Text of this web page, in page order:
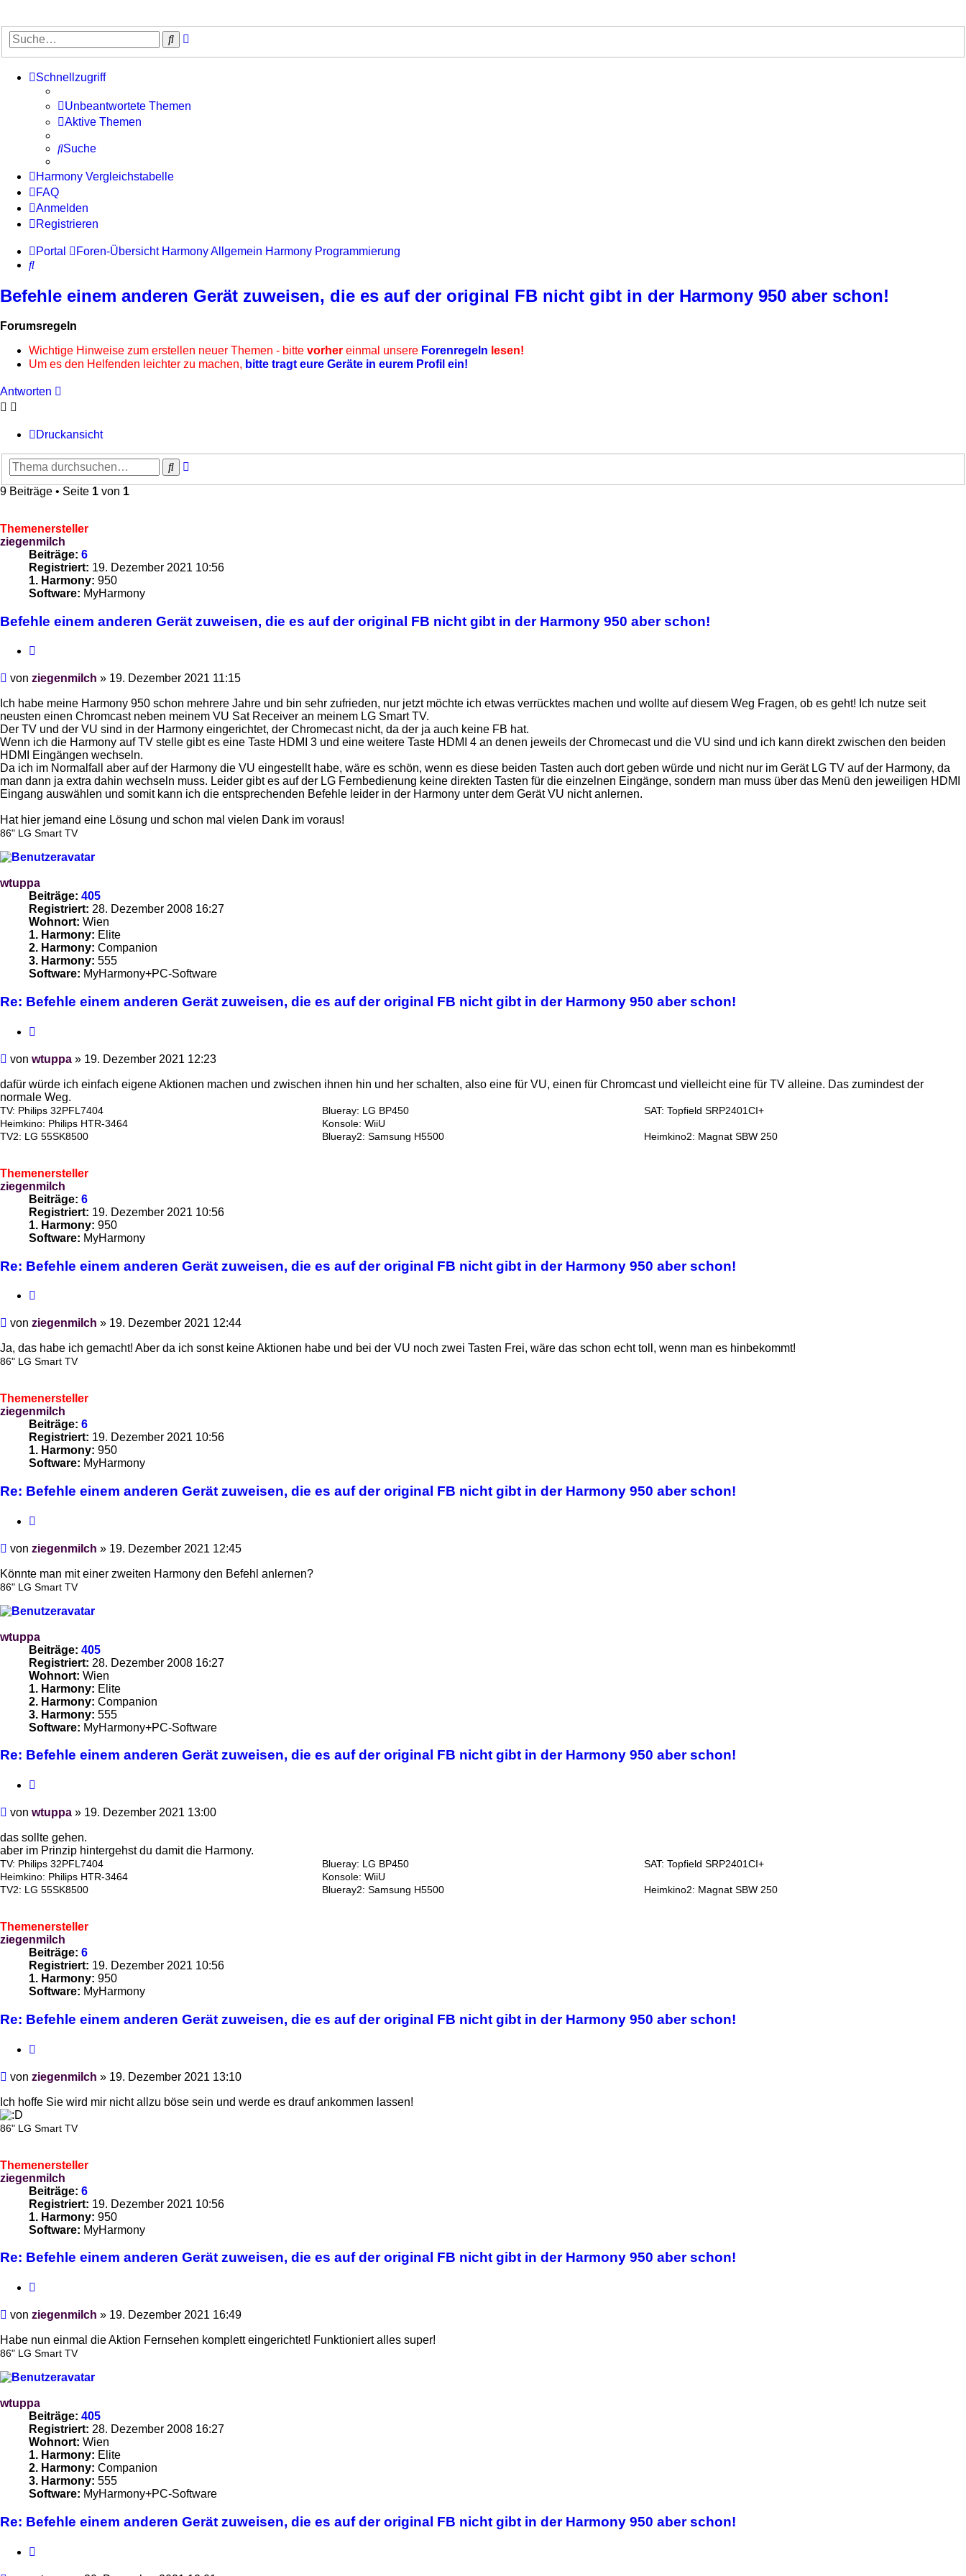
Suche
Schnellzugriff
Unbeantwortete Themen
Aktive Themen
Suche
Harmony Vergleichstabelle
FAQ
Anmelden
Registrieren
Portal Foren-Übersicht Harmony Allgemein Harmony Programmierung
Suche
Befehle einem anderen Gerät zuweisen, die es auf der original FB nicht gibt in der Harmony 950 aber schon!
Forumsregeln
Wichtige Hinweise zum erstellen neuer Themen - bitte vorher einmal unsere Forenregeln lesen!
Um es den Helfenden leichter zu machen, bitte tragt eure Geräte in eurem Profil ein!
Antworten
Druckansicht
Suche
9 Beiträge • Seite 1 von 1
Themenersteller
ziegenmilch
Beiträge: 6
Registriert: 19. Dezember 2021 10:56
1. Harmony: 950
Software: MyHarmony
Befehle einem anderen Gerät zuweisen, die es auf der original FB nicht gibt in der Harmony 950 aber schon!
Beitrag
von ziegenmilch » 19. Dezember 2021 11:15
Ich habe meine Harmony 950 schon mehrere Jahre und bin sehr zufrieden, nur jetzt möchte ich etwas verrücktes machen und wollte auf diesem Weg Fragen, ob es geht! Ich nutze seit
neusten einen Chromcast neben meinem VU Sat Receiver an meinem LG Smart TV.
Der TV und der VU sind in der Harmony eingerichtet, der Chromecast nicht, da der ja auch keine FB hat.
Wenn ich die Harmony auf TV stelle gibt es eine Taste HDMI 3 und eine weitere Taste HDMI 4 an denen jeweils der Chromecast und die VU sind und ich kann direkt zwischen den beiden
HDMI Eingängen wechseln.
Da ich im Normalfall aber auf der Harmony die VU eingestellt habe, wäre es schön, wenn es diese beiden Tasten auch dort geben würde und nicht nur im Gerät LG TV auf der Harmony, da
man dann ja extra dahin wechseln muss. Leider gibt es auf der LG Fernbedienung keine direkten Tasten für die einzelnen Eingänge, sondern man muss über das Menü den jeweiligen HDMI
Eingang auswählen und somit kann ich die entsprechenden Befehle leider in der Harmony unter dem Gerät VU nicht anlernen.
Hat hier jemand eine Lösung und schon mal vielen Dank im voraus!
86" LG Smart TV
wtuppa
Beiträge: 405
Registriert: 28. Dezember 2008 16:27
Wohnort: Wien
1. Harmony: Elite
2. Harmony: Companion
3. Harmony: 555
Software: MyHarmony+PC-Software
Re: Befehle einem anderen Gerät zuweisen, die es auf der original FB nicht gibt in der Harmony 950 aber schon!
Beitrag
von wtuppa » 19. Dezember 2021 12:23
dafür würde ich einfach eigene Aktionen machen und zwischen ihnen hin und her schalten, also eine für VU, einen für Chromcast und vielleicht eine für TV alleine. Das zumindest der
normale Weg.
TV: Philips 32PFL7404 Blueray: LG BP450
SAT: Topfield SRP2401CI+
Heimkino: Philips HTR-3464
Konsole: WiiU
TV2: LG 55SK8500
Blueray2: Samsung H5500 Heimkino2: Magnat SBW 250
Themenersteller
ziegenmilch
Beiträge: 6
Registriert: 19. Dezember 2021 10:56
1. Harmony: 950
Software: MyHarmony
Re: Befehle einem anderen Gerät zuweisen, die es auf der original FB nicht gibt in der Harmony 950 aber schon!
Beitrag
von ziegenmilch » 19. Dezember 2021 12:44
Ja, das habe ich gemacht! Aber da ich sonst keine Aktionen habe und bei der VU noch zwei Tasten Frei, wäre das schon echt toll, wenn man es hinbekommt!
86" LG Smart TV
Themenersteller
ziegenmilch
Beiträge: 6
Registriert: 19. Dezember 2021 10:56
1. Harmony: 950
Software: MyHarmony
Re: Befehle einem anderen Gerät zuweisen, die es auf der original FB nicht gibt in der Harmony 950 aber schon!
Beitrag
von ziegenmilch » 19. Dezember 2021 12:45
Könnte man mit einer zweiten Harmony den Befehl anlernen?
86" LG Smart TV
wtuppa
Beiträge: 405
Registriert: 28. Dezember 2008 16:27
Wohnort: Wien
1. Harmony: Elite
2. Harmony: Companion
3. Harmony: 555
Software: MyHarmony+PC-Software
Re: Befehle einem anderen Gerät zuweisen, die es auf der original FB nicht gibt in der Harmony 950 aber schon!
Beitrag
von wtuppa » 19. Dezember 2021 13:00
das sollte gehen.
aber im Prinzip hintergehst du damit die Harmony.
TV: Philips 32PFL7404 Blueray: LG BP450
SAT: Topfield SRP2401CI+
Heimkino: Philips HTR-3464
Konsole: WiiU
TV2: LG 55SK8500
Blueray2: Samsung H5500 Heimkino2: Magnat SBW 250
Themenersteller
ziegenmilch
Beiträge: 6
Registriert: 19. Dezember 2021 10:56
1. Harmony: 950
Software: MyHarmony
Re: Befehle einem anderen Gerät zuweisen, die es auf der original FB nicht gibt in der Harmony 950 aber schon!
Beitrag
von ziegenmilch » 19. Dezember 2021 13:10
Ich hoffe Sie wird mir nicht allzu böse sein und werde es drauf ankommen lassen!
86" LG Smart TV
Themenersteller
ziegenmilch
Beiträge: 6
Registriert: 19. Dezember 2021 10:56
1. Harmony: 950
Software: MyHarmony
Re: Befehle einem anderen Gerät zuweisen, die es auf der original FB nicht gibt in der Harmony 950 aber schon!
Beitrag
von ziegenmilch » 19. Dezember 2021 16:49
Habe nun einmal die Aktion Fernsehen komplett eingerichtet! Funktioniert alles super!
86" LG Smart TV
wtuppa
Beiträge: 405
Registriert: 28. Dezember 2008 16:27
Wohnort: Wien
1. Harmony: Elite
2. Harmony: Companion
3. Harmony: 555
Software: MyHarmony+PC-Software
Re: Befehle einem anderen Gerät zuweisen, die es auf der original FB nicht gibt in der Harmony 950 aber schon!